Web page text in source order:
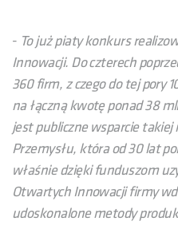
- To już piaty konkurs
Innowacji. Do czterech
360 firm, z czego do tej pory
na łączną kwotę ponad 38
jest publiczne wsparcie
Przemysłu, która od 30 lat
właśnie dzięki funduszom
Otwartych Innowacji firmy
udoskonalone metody